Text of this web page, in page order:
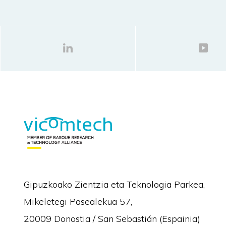
Gipuzkoako Zientzia eta Teknologia Parkea,
Mikeletegi Pasealekua 57,
20009 Donostia / San Sebastián (Espainia)